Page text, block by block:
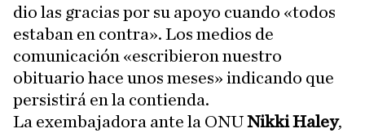
dio las gracias por su apoyo cuando «todos
estaban en contra». Los medios de
comunicación «escribieron nuestro
obituario hace unos meses» indicando que
persistirá en la contienda.
La exembajadora ante la ONUNikki Haley,